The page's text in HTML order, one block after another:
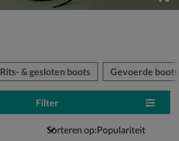
Rits- & gesloten boots Gevoerde boots
Filter
Sorteren op: